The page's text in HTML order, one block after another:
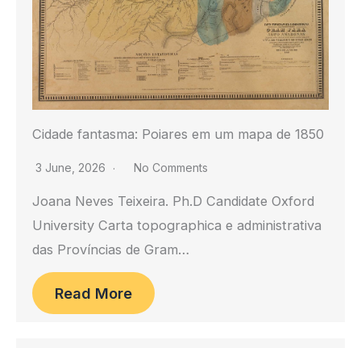
Cidade fantasma: Poiares em um mapa de 1850
3 June, 2026 No Comments
Joana Neves Teixeira. Ph.D Candidate Oxford
University Carta topographica e administrativa
das Províncias de Gram…
Read More